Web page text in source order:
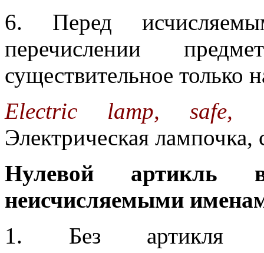
6. Перед
перечислении
существительное только
Electric lamp, safe,
Электрическая
Нулевой артикль
неисчисляемыми
1. Без артикля